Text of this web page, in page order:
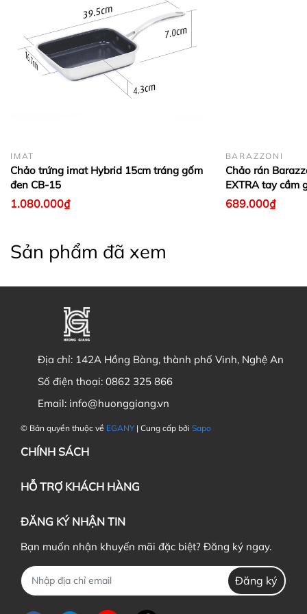
IMAT
Chảo trứng imat Hybrid 15cm tráng gốm
đen CB-15
1.080.000₫
BARAZZONI
Chảo rán
EXTRA tay cầm
689.000₫
Sản phẩm đã xem
Địa chỉ: 142A Hồng Bàng, thành phố Vinh, Nghệ An
Số điện thoại: 0862 325 866
Email: info@huonggiang.vn
© Bản quyền thuộc về EGANY | Cung cấp bởi Sapo
CHÍNH SÁCH
HỖ TRỢ KHÁCH HÀNG
ĐĂNG KÝ NHẬN TIN
Bạn muốn nhận khuyến mãi đặc biệt? Đăng ký ngay.
Đăng ký